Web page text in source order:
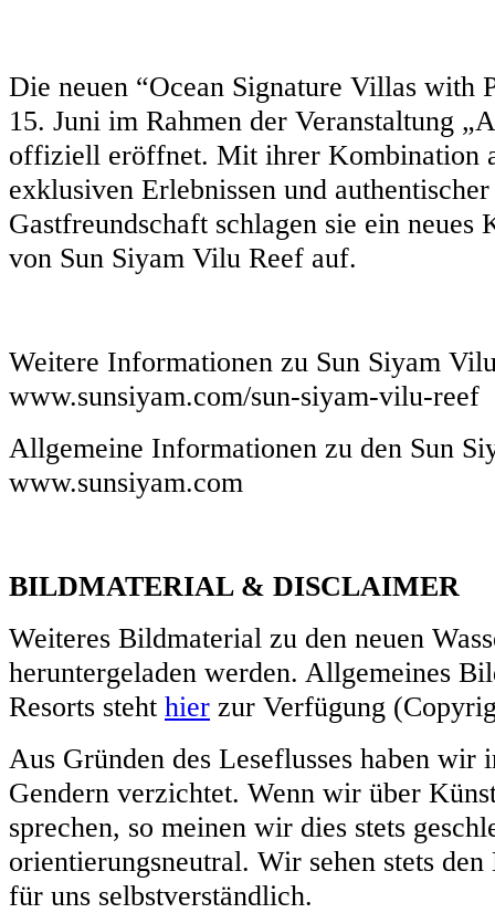
Die neuen “Ocean Signature Villas with
15. Juni im Rahmen der Veranstaltung
offiziell eröffnet. Mit ihrer Kombination
exklusiven Erlebnissen und
Gastfreundschaft schlagen sie ein
von Sun Siyam Vilu Reef auf.
Weitere Informationen zu Sun Siyam
www.sunsiyam.com/sun-siyam-vilu-reef
Allgemeine Informationen zu den Sun
www.sunsiyam.com
BILDMATERIAL & DISCLAIMER
Weiteres Bildmaterial zu den neuen
heruntergeladen werden. Allgemeines
Resorts steht hier zur Verfügung
Aus Gründen des Leseflusses haben wir
Gendern verzichtet. Wenn wir über
sprechen, so meinen wir dies stets
orientierungsneutral. Wir sehen stets
für uns selbstverständlich.